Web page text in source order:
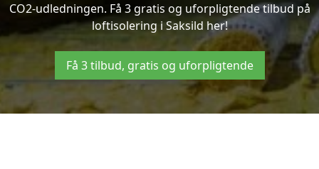
CO2-udledningen. Få 3 gratis og uforpligtende tilbud på
loftisolering i Saksild her!
Få 3 tilbud, gratis og uforpligtende